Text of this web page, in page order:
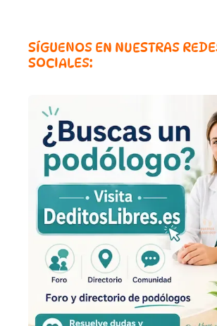
SÍGUENOS EN NUESTRAS
SOCIALES: